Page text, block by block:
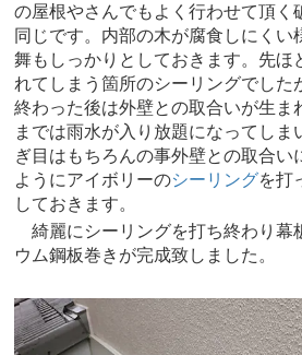
の屋根やさんでもよく行わせて頂く
同じです。内部の木が腐食しにくい
舞もしっかりとしておきます。先ほ
れてしまう箇所のシーリングでした
終わった後は外壁との取合いが生ま
までは雨水が入り放題になってしま
ぎ目はもちろんの事外壁との取合い
ようにアイボリーのシーリングを打
しておきます。
綺麗にシーリングを打ち終わり幕
ウム鋼板巻きが完成致しました。